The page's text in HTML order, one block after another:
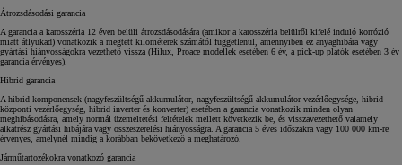
Átrozsdásodási garancia
A garancia a karosszéria 12 éven belüli átrozsdásodására (amikor a karosszéria belülről kifelé induló korrózió
miatt átlyukad) vonatkozik a megtett kilométerek számától függetlenül, amennyiben ez anyaghibára vagy
gyártási hiányosságokra vezethető vissza (Hilux, Proace modellek esetében 6 év, a pick-up platók esetében 3 év
garancia érvényes).
Hibrid garancia
A hibrid komponensek (nagyfeszültségű akkumulátor, nagyfeszültségű akkumulátor vezérlőegysége, hibrid
központi vezérlőegység, hibrid inverter és konverter) esetében a garancia vonatkozik minden olyan
meghibásodásra, amely normál üzemeltetési feltételek mellett következik be, és visszavezethető valamely
alkatrész gyártási hibájára vagy összeszerelési hiányosságra. A garancia 5 éves időszakra vagy 100 000 km-re
érvényes, amelynél mindig a korábban bekövetkező a meghatározó.
Járműtartozékokra vonatkozó garancia